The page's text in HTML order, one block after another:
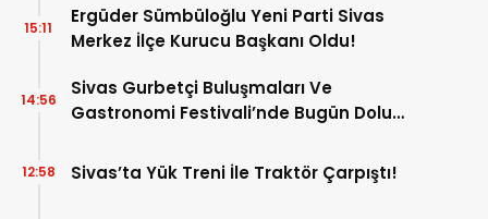
Ergüder Sümbüloğlu Yeni Parti Sivas
Merkez İlçe Kurucu Başkanı Oldu!
15:11
Sivas Gurbetçi Buluşmaları Ve
Gastronomi Festivali’nde Bugün Dolu
14:56
Sivas’ta Yük Treni İle Traktör Çarpıştı!
12:58